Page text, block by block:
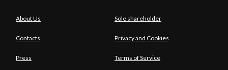
About Us Sole shareholder
Contacts Privacy and Cookies
Press Terms of Service